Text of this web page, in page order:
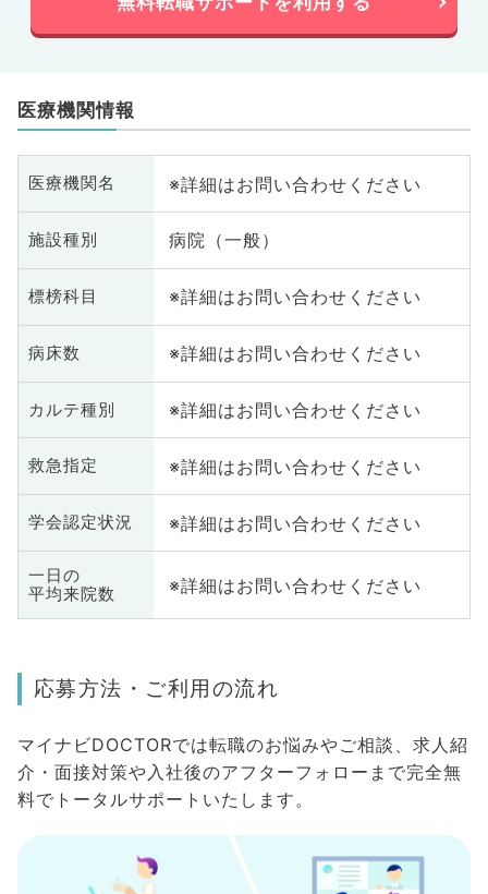
医療機関情報
医療機関名 ※詳細はお問い合わせください
施設種別 病院（一般）
標榜科目 ※詳細はお問い合わせください
病床数 ※詳細はお問い合わせください
カルテ種別 ※詳細はお問い合わせください
救急指定 ※詳細はお問い合わせください
学会認定状況 ※詳細はお問い合わせください
一日の
平均来院数
※詳細はお問い合わせください
応募方法・ご利用の流れ
マイナビDOCTORでは転職のお悩みやご相談、求人紹
介・面接対策や入社後のアフターフォローまで完全無
料でトータルサポートいたします。